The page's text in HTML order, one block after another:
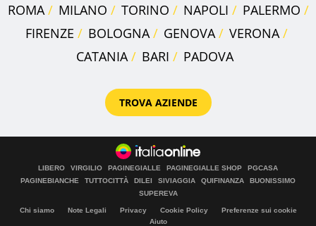
ROMA MILANO TORINO NAPOLI
PALERMO
FIRENZE
BOLOGNA GENOVA
VERONA
CATANIA
BARI PADOVA
TROVA AZIENDE
LIBERO VIRGILIO PAGINEGIALLE PAGINEGIALLE SHOP
PGCASA
PAGINEBIANCHE
TUTTOCITTÀ DILEI SIVIAGGIA QUIFINANZA
BUONISSIMO
SUPEREVA
Chi siamo Note Legali Privacy Cookie Policy
Preferenze sui cookie
Aiuto